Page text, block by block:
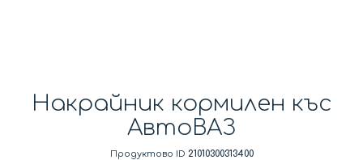
Накрайник кормилен къс
АвтоВАЗ
Продуктово ID 21010300313400